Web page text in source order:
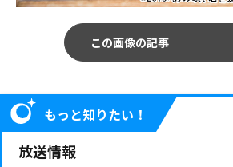
この画像の記事
もっと知りたい！
放送情報